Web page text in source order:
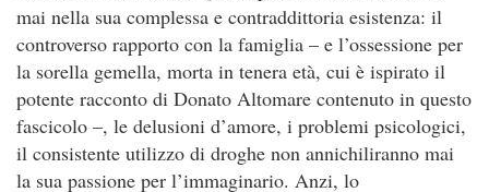
mai nella sua complessa e contraddittoria esistenza: il
controverso rapporto con la famiglia – e l’ossessione per
la sorella gemella, morta in tenera età, cui è ispirato il
potente racconto di Donato Altomare contenuto in questo
fascicolo –, le delusioni d’amore, i problemi psicologici,
il consistente utilizzo di droghe non annichiliranno mai
la sua passione per l’immaginario. Anzi, lo